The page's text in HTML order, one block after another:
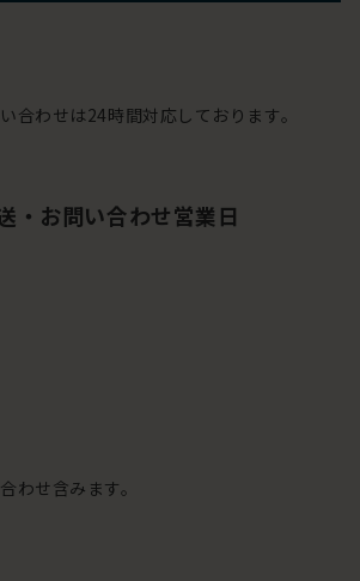
合わせは24時間対応しております。
・お問い合わせ営業日
わせ含みます。